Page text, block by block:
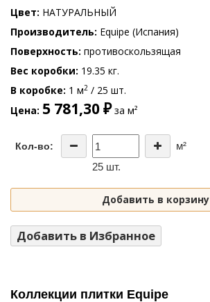
Цвет НАТУРАЛЬНЫЙ
Производитель Equipe (Испания)
Поверхность противоскользящая
Вес коробки 19.35 кг.
В коробке 1 м2 / 25 шт.
Цена 5 781,30 ₽за м²
Кол-во:
м²
25 шт.
Добавить в корзину
Добавить в Избранное
Коллекции плитки Equipe